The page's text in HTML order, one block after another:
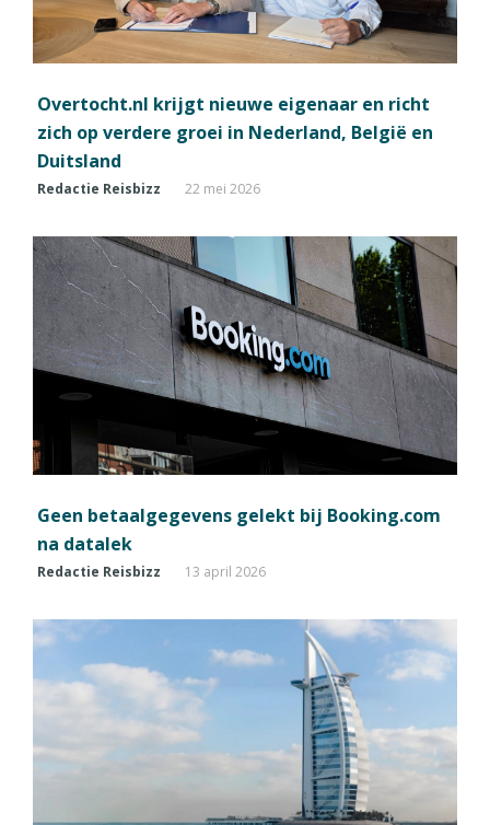
Overtocht.nl krijgt nieuwe eigenaar en richt
zich op verdere groei in Nederland, België en
Duitsland
Redactie Reisbizz 22 mei 2026
Geen betaalgegevens gelekt bij Booking.com
na datalek
Redactie Reisbizz 13 april 2026